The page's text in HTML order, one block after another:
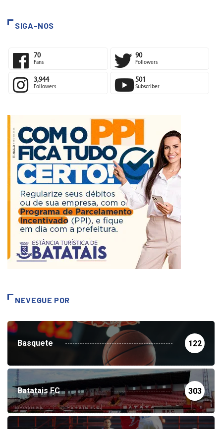
SIGA-NOS
70 90
3,944 501
NEVEGUE POR
Basquete 122
Batatais FC 303